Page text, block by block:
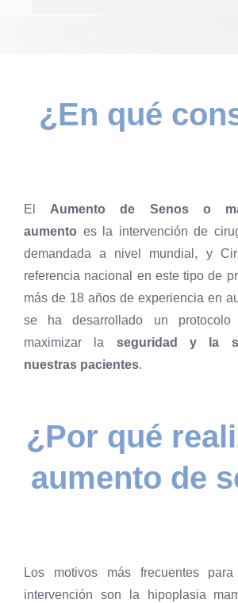
¿En qué
El Aumento de Senos o
aumento es la intervención de
demandada a nivel mundial, y
referencia nacional en este tipo de
más de 18 años de experiencia en
se ha desarrollado un protocolo
maximizar la seguridad y la
nuestras pacientes.
¿Por qué
aumento de
Los motivos más frecuentes
intervención son la hipoplasia